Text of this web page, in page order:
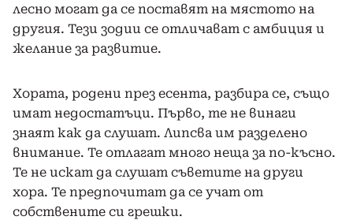
лесно могат да се поставят на мястото на
другия. Тези зодии се отличават с амбиция и
желание за развитие.
Хората, родени през есента, разбира се, също
имат недостатъци. Първо, те не винаги
знаят как да слушат. Липсва им разделено
внимание. Те отлагат много неща за по-късно.
Те не искат да слушат съветите на други
хора. Те предпочитат да се учат от
собствените си грешки.